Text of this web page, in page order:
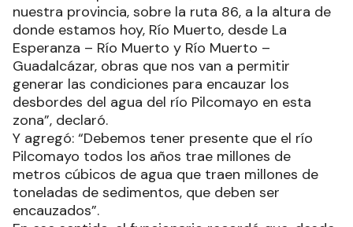
nuestra provincia, sobre la ruta 86, a la altura de
donde estamos hoy, Río Muerto, desde La
Esperanza – Río Muerto y Río Muerto –
Guadalcázar, obras que nos van a permitir
generar las condiciones para encauzar los
desbordes del agua del río Pilcomayo en esta
zona”, declaró.
Y agregó: “Debemos tener presente que el río
Pilcomayo todos los años trae millones de
metros cúbicos de agua que traen millones de
toneladas de sedimentos, que deben ser
encauzados”.